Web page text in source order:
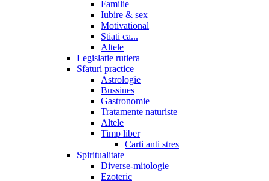
Familie
Iubire & sex
Motivational
Stiati ca...
Altele
Legislatie rutiera
Sfaturi practice
Astrologie
Bussines
Gastronomie
Tratamente naturiste
Altele
Timp liber
Carti anti stres
Spiritualitate
Diverse-mitologie
Ezoteric